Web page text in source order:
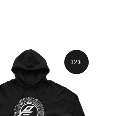
320г